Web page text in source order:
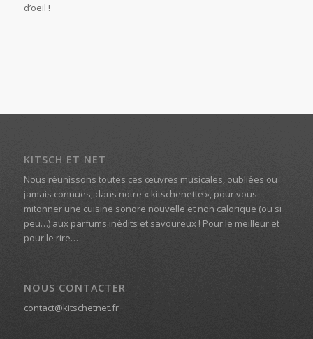
d’oeil !
KITSCH ET NET
Nous réunissons toutes ces œuvres musicales, oubliées ou
jamais connues, dans notre « kitschenette », pour vous
mitonner une cuisine sonore nouvelle et non calorique (ou si
peu…) aux parfums inédits et savoureux ! Pour le meilleur et
pour le rire…
NOUS CONTACTER
contact@kitschetnet.fr